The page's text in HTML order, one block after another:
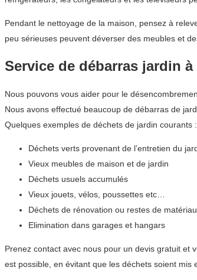
Pendant le nettoyage de la maison, pensez à
peu sérieuses peuvent déverser des meubles et
Service de débarras jardin
Nous pouvons vous aider pour le
Nous avons effectué beaucoup de débarras de
Quelques exemples de déchets de jardin courants :
Déchets verts provenant de l’entretien du
Vieux meubles de maison et de jardin
Déchets usuels accumulés
Vieux jouets, vélos, poussettes etc…
Déchets de rénovation ou restes de
Elimination dans garages et hangars
Prenez contact avec nous pour un devis gratuit et
est possible, en évitant que les déchets soient mis